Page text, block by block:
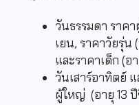
วันธรรมดา ราค
เยน, ราคาวัยรุ่น
และราคาเด็ก (อ
วันเสาร์อาทิตย์
ผู้ใหญ่ (อายุ 13